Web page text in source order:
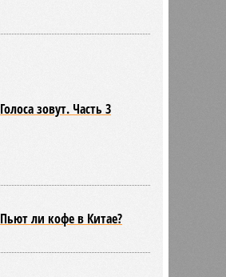
Голоса зовут. Часть 3
Пьют ли кофе в Китае?